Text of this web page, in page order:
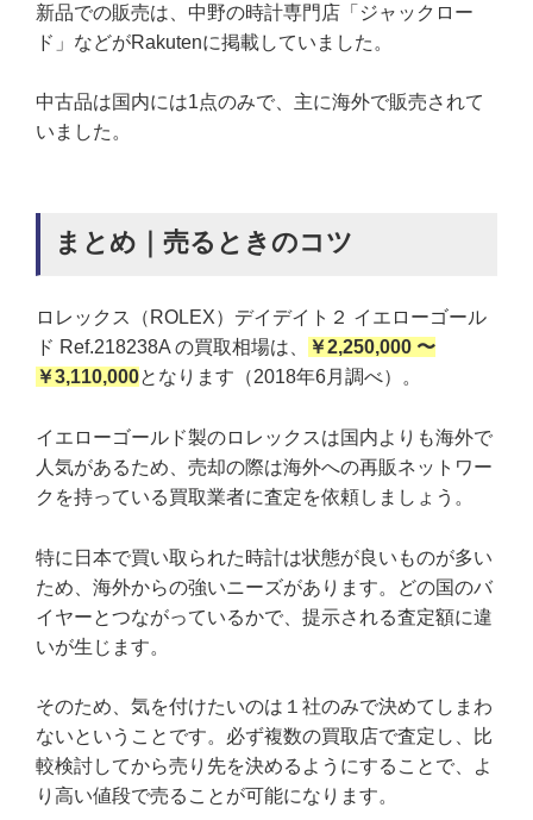
新品での販売は、中野の時計専門店「ジャックロー
ド」などがRakutenに掲載していました。
中古品は国内には1点のみで、主に海外で販売されて
いました。
まとめ｜売るときのコツ
ロレックス（ROLEX）デイデイト２ イエローゴール
ド Ref.218238A の買取相場は、
￥2,250,000 〜
￥3,110,000となります（2018年6月調べ）。
イエローゴールド製のロレックスは国内よりも海外で
人気があるため、売却の際は海外への再販ネットワー
クを持っている買取業者に査定を依頼しましょう。
特に日本で買い取られた時計は状態が良いものが多い
ため、海外からの強いニーズがあります。どの国のバ
イヤーとつながっているかで、提示される査定額に違
いが生じます。
そのため、気を付けたいのは１社のみで決めてしまわ
ないということです。必ず複数の買取店で査定し、比
較検討してから売り先を決めるようにすることで、よ
り高い値段で売ることが可能になります。